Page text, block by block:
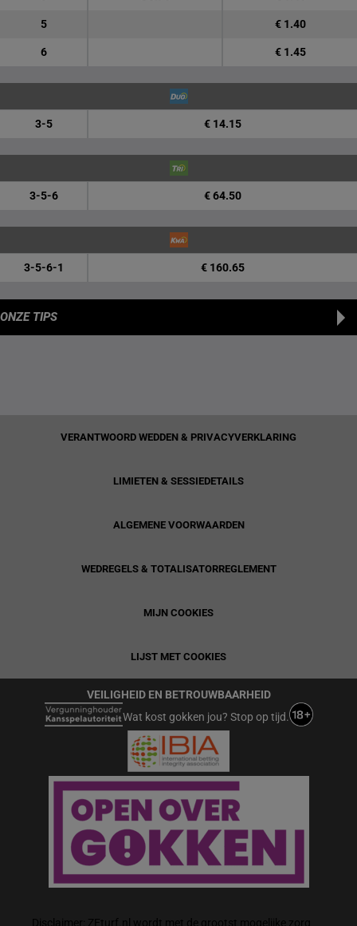
5 € 1.40
6 € 1.45
3-5 € 14.15
3-5-6 € 64.50
3-5-6-1 € 160.65
ONZE TIPS
VERANTWOORD WEDDEN & PRIVACYVERKLARING
LIMIETEN & SESSIEDETAILS
ALGEMENE VOORWAARDEN
WEDREGELS & TOTALISATORREGLEMENT
MIJN COOKIES
LIJST MET COOKIES
VEILIGHEID EN BETROUWBAARHEID
Wat kost gokken jou? Stop op tijd.
Disclaimer: ZEturf.nl wordt met de grootst mogelijke zorg